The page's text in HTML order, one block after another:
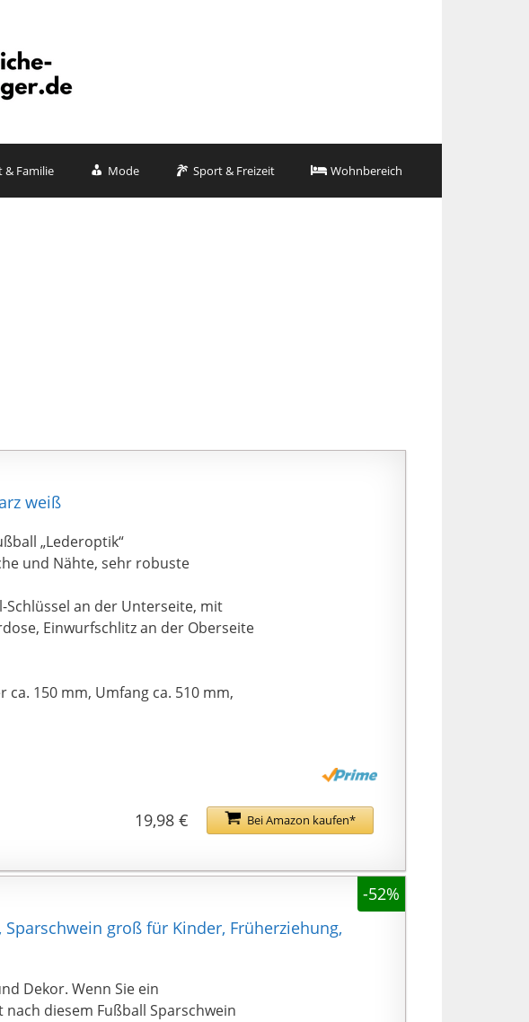
& Familie Mode Sport & Freizeit Wohnbereich
weiß
„Lederoptik“
und Nähte, sehr robuste
an der Unterseite, mit
Einwurfschlitz an der Oberseite
150 mm, Umfang ca. 510 mm,
Bei Amazon kaufen*
19,98 €
-52%
groß für Kinder, Früherziehung,
Dekor. Wenn Sie ein
diesem Fußball Sparschwein